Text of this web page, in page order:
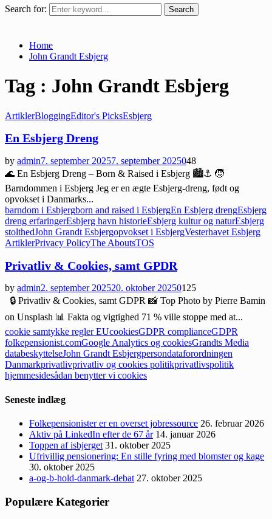
Search for: Search
Home
John Grandt Esbjerg
Tag : John Grandt Esbjerg
ArtiklerBloggingEditor's PicksEsbjerg
En Esbjerg Dreng
by admin7. september 20257. september 2025048
🌊 En Esbjerg Dreng – Born & Raised i Esbjerg 🏙️⚓ 🧒
Barndommen i Esbjerg Jeg er en ægte Esbjerg-dreng, født og
opvokset i Danmarks...
barndom i Esbjergborn and raised i EsbjergEn Esbjerg drengEsbjerg
dreng erfaringerEsbjerg havn historieEsbjerg kultur og naturEsbjerg
stolthedJohn Grandt Esbjergopvokset i EsbjergVesterhavet Esbjerg
ArtiklerPrivacy PolicyThe AboutsTOS
Privatliv & Cookies, samt GPDR
by admin2. september 202520. oktober 20250125
🔒 Privatliv & Cookies, samt GDPR 📸 Top Photo by Pierre Bamin
on Unsplash 📊 Fakta og vigtighed 71 % ville stoppe med at...
cookie samtykke regler EUcookiesGDPR complianceGDPR
folkepensionist.comGoogle Analytics og cookiesGrandts Media
databeskyttelseJohn Grandt Esbjergpersondataforordningen
Danmarkprivatlivprivatliv og cookies politikprivatlivspolitik
hjemmesidesådan benytter vi cookies
Seneste indlæg
Folkepensionister er en overset jobressource 26. februar 2026
Aktiv på LinkedIn efter de 67 år 14. januar 2026
Toppen af isbjerget 31. oktober 2025
Ufrivillig pensionering: En stille fyring med blomster og kage
30. oktober 2025
a-og-b-hold-danmark-debat 27. oktober 2025
Populære Kategorier